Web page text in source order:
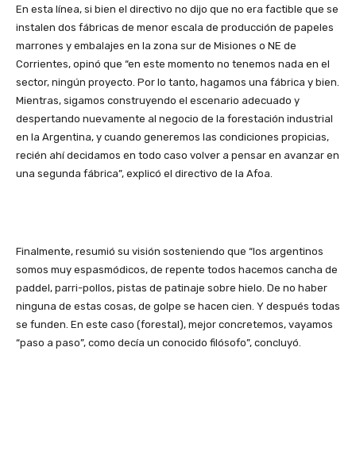
En esta línea, si bien el directivo no dijo que no era factible que se
instalen dos fábricas de menor escala de producción de papeles
marrones y embalajes en la zona sur de Misiones o NE de
Corrientes, opinó que “en este momento no tenemos nada en el
sector, ningún proyecto. Por lo tanto, hagamos una fábrica y bien.
Mientras, sigamos construyendo el escenario adecuado y
despertando nuevamente al negocio de la forestación industrial
en la Argentina, y cuando generemos las condiciones propicias,
recién ahí decidamos en todo caso volver a pensar en avanzar en
una segunda fábrica”, explicó el directivo de la Afoa.
Finalmente, resumió su visión sosteniendo que “los argentinos
somos muy espasmódicos, de repente todos hacemos cancha de
paddel, parri-pollos, pistas de patinaje sobre hielo. De no haber
ninguna de estas cosas, de golpe se hacen cien. Y después todas
se funden. En este caso (forestal), mejor concretemos, vayamos
“paso a paso”, como decía un conocido filósofo”, concluyó.